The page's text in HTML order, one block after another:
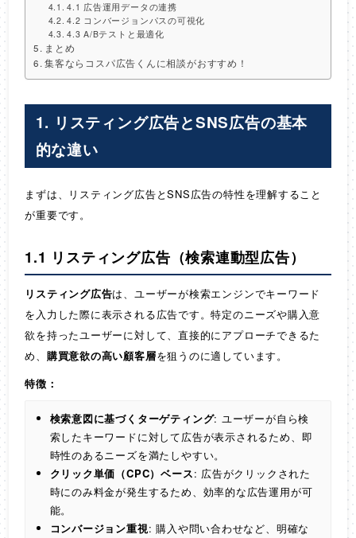
4.1 広告運用データの連携
4.2 コンバージョンパスの可視化
4.3 A/Bテストと最適化
まとめ
集客ならコスパ広告くんに相談がおすすめ！
1. リスティング広告とSNS広告の基本
的な違い
まずは、リスティング広告とSNS広告の特性を理解すること
が重要です。
1.1 リスティング広告（検索連動型広告）
リスティング広告は、ユーザーが検索エンジンでキーワード
を入力した際に表示される広告です。特定のニーズや購入意
欲を持ったユーザーに対して、直接的にアプローチできるた
め、 購買意欲の高い顧客層を狙うのに適しています。
特徴：
検索意図に基づくターゲティング: ユーザーが自ら検
索したキーワードに対して広告が表示されるため、即
時性のあるニーズを満たしやすい。
クリック単価（CPC）ベース: 広告がクリックされた
時にのみ料金が発生するため、効率的な広告運用が可
能。
コンバージョン重視: 購入や問い合わせなど、明確な